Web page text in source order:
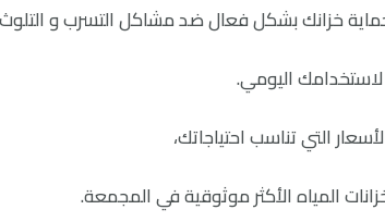
خزانك بشكل فعال ضد مشاكل التسرب و
اليومي.
التي تناسب احتياجاتك،
المياه الأكثر موثوقية في المجمعة.